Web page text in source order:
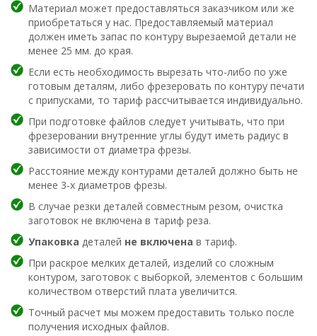
Материал может предоставляться заказчиком или же
приобретаться у нас. Предоставляемый материал
должен иметь запас по контуру вырезаемой детали не
менее 25 мм. до края.
Если есть необходимость вырезать что-либо по уже
готовым деталям, либо фрезеровать по контуру печати
с припусками, то тариф рассчитывается индивидуально.
При подготовке файлов следует учитывать, что при
фрезеровании внутренние углы будут иметь радиус в
зависимости от диаметра фрезы.
Расстояние между контурами деталей должно быть не
менее 3-х диаметров фрезы.
В случае резки деталей совместным резом, очистка
заготовок не включена в тариф реза.
Упаковка деталей не включена в тариф.
При раскрое мелких деталей, изделий со сложным
контуром, заготовок с выборкой, элементов с большим
количеством отверстий плата увеличится.
Точный расчет мы можем предоставить только после
получения исходных файлов.